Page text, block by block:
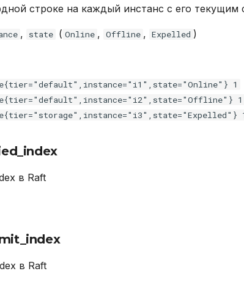
строке на каждый инстанс с его текущим
, state ( Online , Offline , Expelled )
1
1
в Raft
в Raft